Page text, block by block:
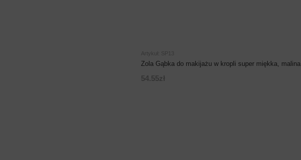
Artykuł: SP13
Zola Gąbka do makijażu w kropli super miękka, malina
54.55zł